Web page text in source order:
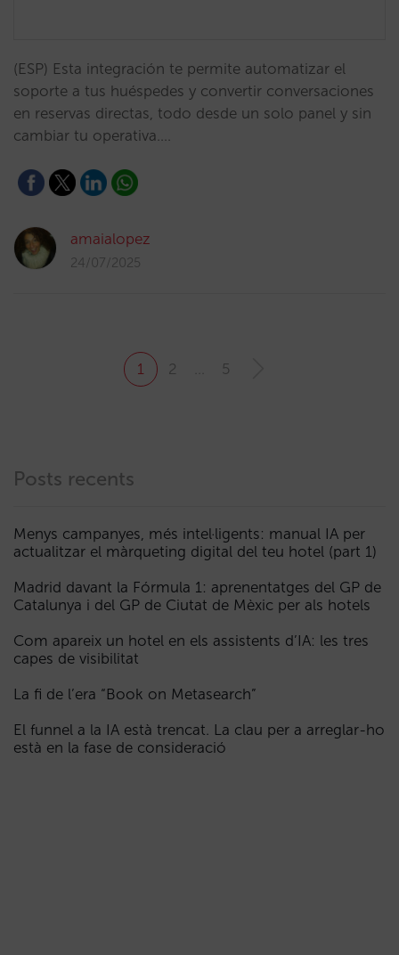
(ESP) Esta integración te permite automatizar el
soporte a tus huéspedes y convertir conversaciones
en reservas directas, todo desde un solo panel y sin
cambiar tu operativa.…
amaialopez
24/07/2025
1 2 5
Posts recents
Menys campanyes, més intel·ligents: manual IA per
actualitzar el màrqueting digital del teu hotel (part 1)
Madrid davant la Fórmula 1: aprenentatges del GP de
Catalunya i del GP de Ciutat de Mèxic per als hotels
Com apareix un hotel en els assistents d’IA: les tres
capes de visibilitat
La fi de l’era “Book on Metasearch”
El funnel a la IA està trencat. La clau per a arreglar-ho
està en la fase de consideració